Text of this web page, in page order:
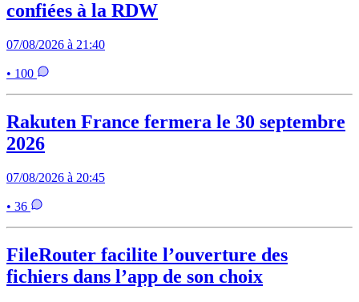
confiées à la RDW
07/08/2026 à 21:40
• 100
Rakuten France fermera le 30 septembre
2026
07/08/2026 à 20:45
• 36
FileRouter facilite l’ouverture des
fichiers dans l’app de son choix